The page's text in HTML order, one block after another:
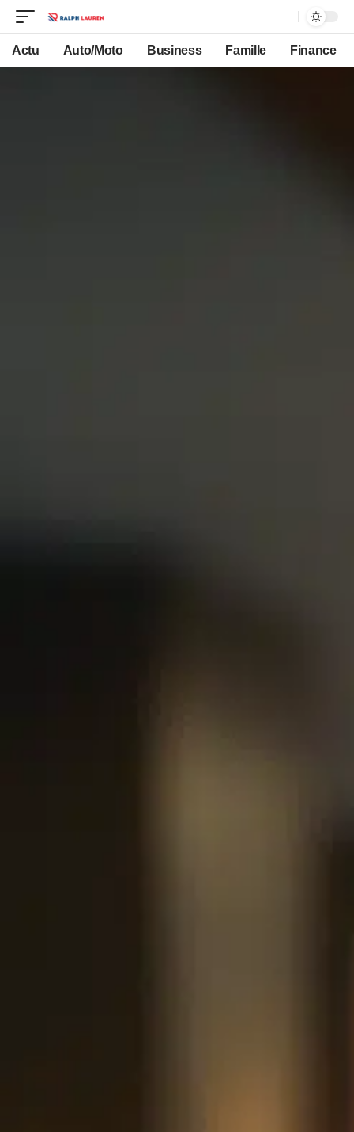
Actu Auto/Moto Business Famille Finance